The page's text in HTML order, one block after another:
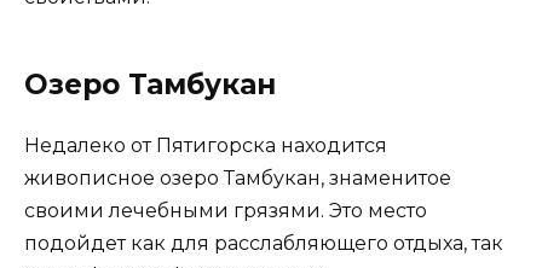
Озеро Тамбукан
Недалеко от Пятигорска находится
живописное озеро Тамбукан, знаменитое
своими лечебными грязями. Это место
подойдет как для расслабляющего отдыха, так